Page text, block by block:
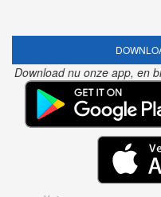
Download nu onze app, en